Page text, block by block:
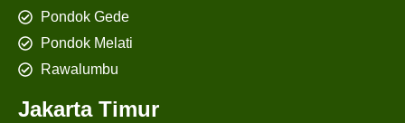
Pondok Gede
Pondok Melati
Rawalumbu
Jakarta Timur